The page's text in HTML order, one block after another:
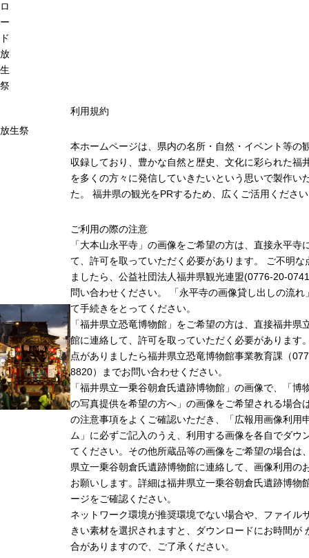
ロ
ー
ド
放
生
祭
放生祭
利用規約
本ホームページは、県内の名所・自然・イベント等の
収録しており、豊かな自然と歴史、文化に彩られた福
を多くの方々に発信していきたいという思いで製作い
た。 福井県の観光をPRするため、広くご活用くださ
ご利用の際の注意
「大本山永平寺」の画像をご希望の方は、直接永平寺
て、許可を取っていただく必要があります。 ご不明な
ましたら、公益社団法人福井県観光連盟(0776-20-
問い合わせください。 「永平寺の画像貸し出しの流れ
て手続きをとってください。
「福井県立恐竜博物館」をご希望の方は、直接福井県
館に連絡して、許可を取っていただく必要があります
点がありましたら福井県立恐竜博物館事業教育課（
8820）までお問い合わせください。
「福井県立一乗谷朝倉氏遺跡博物館」の画像で、「博
の写真提供を希望の方へ」の画像をご希望される場合
の注意事項をよくご確認いただき、「広報用画像利用
ム」に必ずご記入のうえ、利用する画像を各自でダウ
てください。その他所蔵品等の画像をご希望の場合は
県立一乗谷朝倉氏遺跡博物館に連絡して、画像利用の
お願いします。詳細は福井県立一乗谷朝倉氏遺跡博物
ージをご確認ください。
ネットワーク環境が推奨環境でない場合や、ファイル
きい素材を選択されますと、ダウンロードにお時間が
合がありますので、ご了承ください。